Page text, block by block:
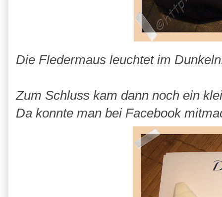
Die Fledermaus leuchtet im
Zum Schluss kam dann noch ein
Da konnte man bei Facebook